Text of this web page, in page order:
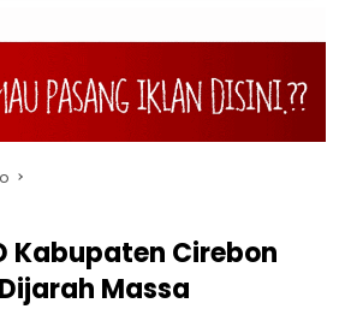
Kabupaten Cirebon
Massa